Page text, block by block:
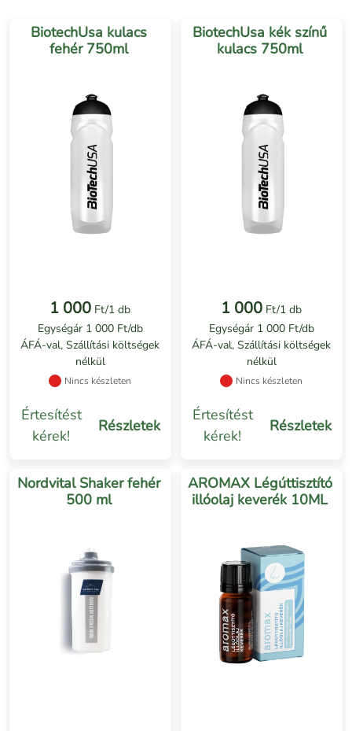
BiotechUsa kulacs
fehér 750ml
1 000 Ft/1 db
Egységár 1 000 Ft/db
ÁFÁ-val, Szállítási költségek
nélkül
Nincs készleten
Értesítést
kérek!
Részletek
BiotechUsa kék színű
kulacs 750ml
1 000 Ft/1 db
Egységár 1 000 Ft/db
ÁFÁ-val, Szállítási költségek
nélkül
Nincs készleten
Értesítést
kérek!
Részletek
Nordvital Shaker fehér
500 ml
AROMAX Légúttisztító
illóolaj keverék 10ML